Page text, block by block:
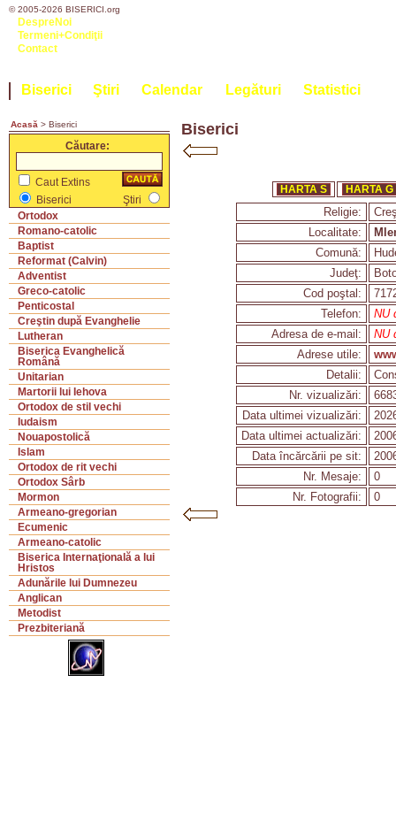
© 2005-2026 BISERICI.org
DespreNoi
Termeni+Condiţii
Contact
Biserici Ştiri Calendar Legături Statistici
Acasă > Biserici
Căutare:
Caut Extins
Biserici
Ştiri
Ortodox
Romano-catolic
Baptist
Reformat (Calvin)
Adventist
Greco-catolic
Penticostal
Creştin după Evanghelie
Lutheran
Biserica Evanghelică
Română
Unitarian
Martorii lui Iehova
Ortodox de stil vechi
Iudaism
Nouapostolică
Islam
Ortodox de rit vechi
Ortodox Sârb
Mormon
Armeano-gregorian
Ecumenic
Armeano-catolic
Biserica Internaţională a lui
Hristos
Adunările lui Dumnezeu
Anglican
Metodist
Prezbiteriană
Biserici
HARTA S HARTA G
Religie:
Localitate:
Comună:
Judeţ:
Cod poştal:
Telefon:
NU
Adresa de e-mail:
NU
Adrese utile:
Detalii:
Nr. vizualizări:
Data ultimei vizualizări:
Data ultimei actualizări:
Data încărcării pe sit:
Nr. Mesaje:
0
Nr. Fotografii:
0